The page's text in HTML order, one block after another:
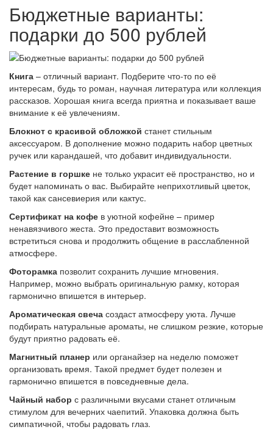
Бюджетные варианты:
подарки до 500 рублей
Книга – отличный вариант. Подберите что-то по её
интересам, будь то роман, научная литература или коллекция
рассказов. Хорошая книга всегда приятна и показывает ваше
внимание к её увлечениям.
Блокнот с красивой обложкой станет стильным
аксессуаром. В дополнение можно подарить набор цветных
ручек или карандашей, что добавит индивидуальности.
Растение в горшке не только украсит её пространство, но и
будет напоминать о вас. Выбирайте неприхотливый цветок,
такой как сансевиерия или кактус.
Сертификат на кофе в уютной кофейне – пример
ненавязчивого жеста. Это предоставит возможность
встретиться снова и продолжить общение в расслабленной
атмосфере.
Фоторамка позволит сохранить лучшие мгновения.
Например, можно выбрать оригинальную рамку, которая
гармонично впишется в интерьер.
Ароматическая свеча создаст атмосферу уюта. Лучше
подбирать натуральные ароматы, не слишком резкие, которые
будут приятно радовать её.
Магнитный планер или органайзер на неделю поможет
организовать время. Такой предмет будет полезен и
гармонично впишется в повседневные дела.
Чайный набор с различными вкусами станет отличным
стимулом для вечерних чаепитий. Упаковка должна быть
симпатичной, чтобы радовать глаз.